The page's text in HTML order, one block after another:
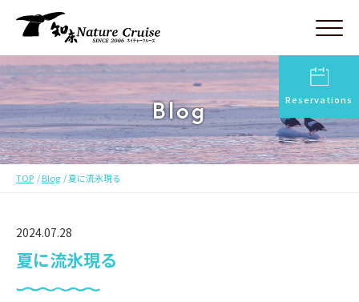
Reservations
Blog
TOP Blog 夏に流氷現る
2024.07.28
夏に流氷現る